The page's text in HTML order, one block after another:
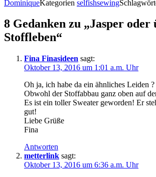
DominiqueKategorien selfishsewing
8 Gedanken zu „Jasper oder
Stoffleben“
Fina Finasideen sagt:
Oktober 13, 2016 um 1:01 a.m. Uhr
Oh ja, ich habe da ein ähnliches Leiden ?
Obwohl der Stoffabbau ganz oben auf
Es ist ein toller Sweater geworden! Er
gut!
Liebe Grüße
Fina
Antworten
metterlink sagt:
Oktober 13, 2016 um 6:36 a.m. Uhr